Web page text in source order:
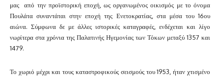
μας από την προϊστορική εποχή, ως οργανωμένος οικισμός με το όνομα
Πουλάτα συναντάται στην εποχή της Ενετοκρατίας, στα μέσα του 16ου
αιώνα. Σύμφωνα δε με άλλες ιστορικές καταγραφές, ενδέχεται και λίγο
νωρίτερα στα χρόνια της Παλατινής Ηγεμονίας των Τόκων μεταξύ 1357 και
1479.
Το χωριό μέχρι και τους καταστροφικούς σεισμούς του 1953, ήταν χτισμένο